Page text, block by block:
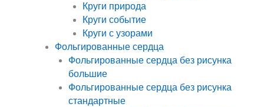
Круги природа
Круги событие
Круги с узорами
Фольгированные сердца
Фольгированные сердца без рисунка
большие
Фольгированные сердца без рисунка
стандартные